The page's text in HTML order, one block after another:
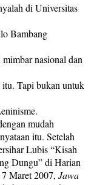
di Universitas
Bambang
nasional dan
itu. Tapi bukan untuk
mudah
itu. Setelah
Lubis “Kisah
Dungu” di Harian
7 Maret 2007, Jawa